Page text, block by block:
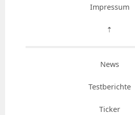
Impressum
⇡
News
Testberichte
Ticker